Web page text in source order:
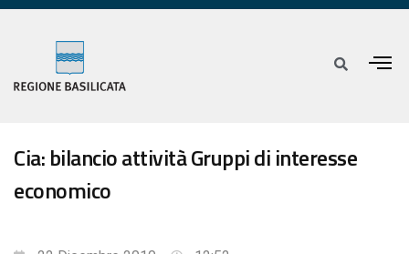
Cia: bilancio attività Gruppi di interesse
economico